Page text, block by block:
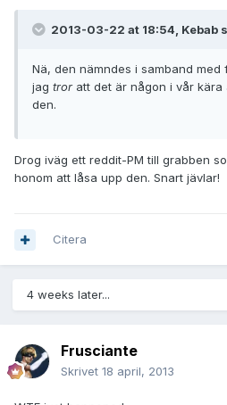
2013-03-22 at 18:54, Kebab
Nä, den nämndes i samband
jag tror att det är någon i vår
den.
Drog iväg ett reddit-PM till grabben
honom att låsa upp den. Snart jävlar!
Citera
4 weeks later...
Frusciante
Skrivet 18 april, 2013